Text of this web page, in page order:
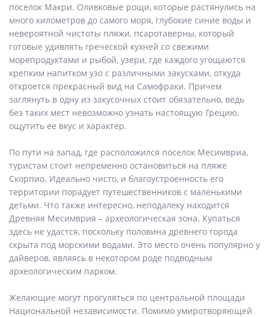
поселок Макри. Оливковые рощи, которые растянулись на
много километров до самого моря, глубокие синие воды и
невероятной чистоты пляжи, псаротаверны, который
готовые удивлять греческой кухней со свежими
морепродуктами и рыбой, узери, где каждого угощаются
крепким напитком узо с различными закусками, откуда
откроется прекрасный вид на Самофраки. Причем
заглянуть в одну из закусочных стоит обязательно, ведь
без таких мест невозможно узнать настоящую Грецию,
ощутить ее вкус и характер.
По пути на запад, где расположился поселок Месимвриа,
туристам стоит непременно остановиться на пляже
Скорпио. Идеально чисто, и благоустроенность его
территории порадует путешественников с маленькими
детьми. Что также интересно, неподалеку находится
Древняя Месимврия – археологическая зона. Купаться
здесь не удастся, поскольку половина древнего города
скрыта под морскими водами. Это место очень популярно у
дайверов, являясь в некотором роде подводным
археологическим парком.
Желающие могут прогуляться по центральной площади
Национальной независимости. Помимо умиротворяющей